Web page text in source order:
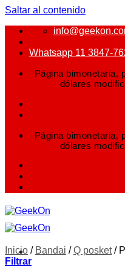
Saltar al contenido
Whatsapp 11 3847-
Página bimonetaria,
dólares
Página bimonetaria,
dólares
Inicio / Bandai / Q posket /
Filtrar